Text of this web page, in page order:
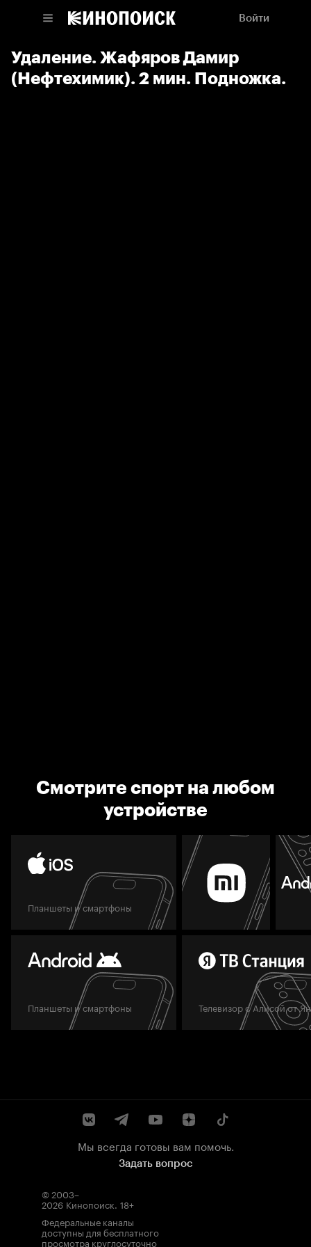
Войти
Удаление. Жафяров Дамир
(Нефтехимик). 2 мин. Подножка.
Смотрите спорт на любом
устройстве
Планшеты и смартфоны
Планшеты и смартфоны Телевизор с Алисой от
Мы всегда готовы вам помочь.
Задать вопрос
© 2003–
2026 Кинопоиск. 18+
Федеральные каналы
доступны для бесплатного
просмотра круглосуточно